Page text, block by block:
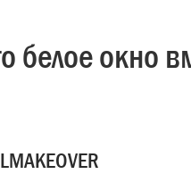
белое окно